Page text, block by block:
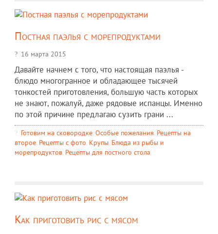
Постная паэлья с морепродуктами
16 марта 2015
Давайте начнем с того, что настоящая паэлья -
блюдо многогранное и обладающее тысячей
тонкостей приготовления, большую часть которых
не знают, пожалуй, даже рядовые испанцы. Именно
по этой причине предлагаю сузить грани ...
Готовим на сковородке, Особые пожелания, Рецепты на
второе, Рецепты c фото, Крупы, Блюда из рыбы и
морепродуктов, Рецепты для постного стола
Как приготовить рис с мясом